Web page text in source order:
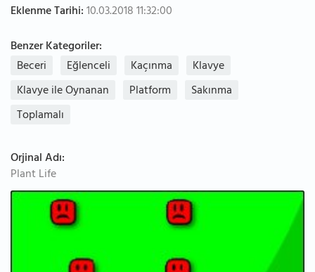
Eklenme Tarihi:10.03.2018 11:32:00
Benzer Kategoriler:
Beceri
Eğlenceli Kaçınma
Klavye
Klavye ile Oynanan
Platform
Sakınma
Toplamalı
Orjinal Adı:
Plant Life